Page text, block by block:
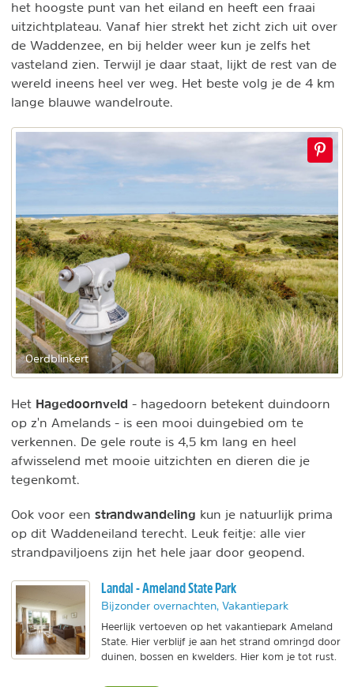
het hoogste punt van het eiland en heeft een fraai
uitzichtplateau. Vanaf hier strekt het zicht zich uit over
de Waddenzee, en bij helder weer kun je zelfs het
vasteland zien. Terwijl je daar staat, lijkt de rest van de
wereld ineens heel ver weg. Het beste volg je de 4 km
lange blauwe wandelroute.
Oerdblinkert
Het Hagedoornveld - hagedoorn betekent duindoorn
op z'n Amelands - is een mooi duingebied om te
verkennen. De gele route is 4,5 km lang en heel
afwisselend met mooie uitzichten en dieren die je
tegenkomt.
Ook voor een strandwandeling kun je natuurlijk prima
op dit Waddeneiland terecht. Leuk feitje: alle vier
strandpaviljoens zijn het hele jaar door geopend.
Landal - Ameland State Park
Bijzonder overnachten, Vakantiepark
Heerlijk vertoeven op het vakantiepark Ameland
State. Hier verblijf je aan het strand omringd door
duinen, bossen en kwelders. Hier kom je tot rust.